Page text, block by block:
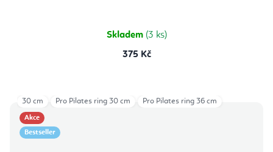
Skladem (3 ks)
375 Kč
Akce
Bestseller
30 cm Pro Pilates ring 30 cm Pro Pilates ring 36 cm